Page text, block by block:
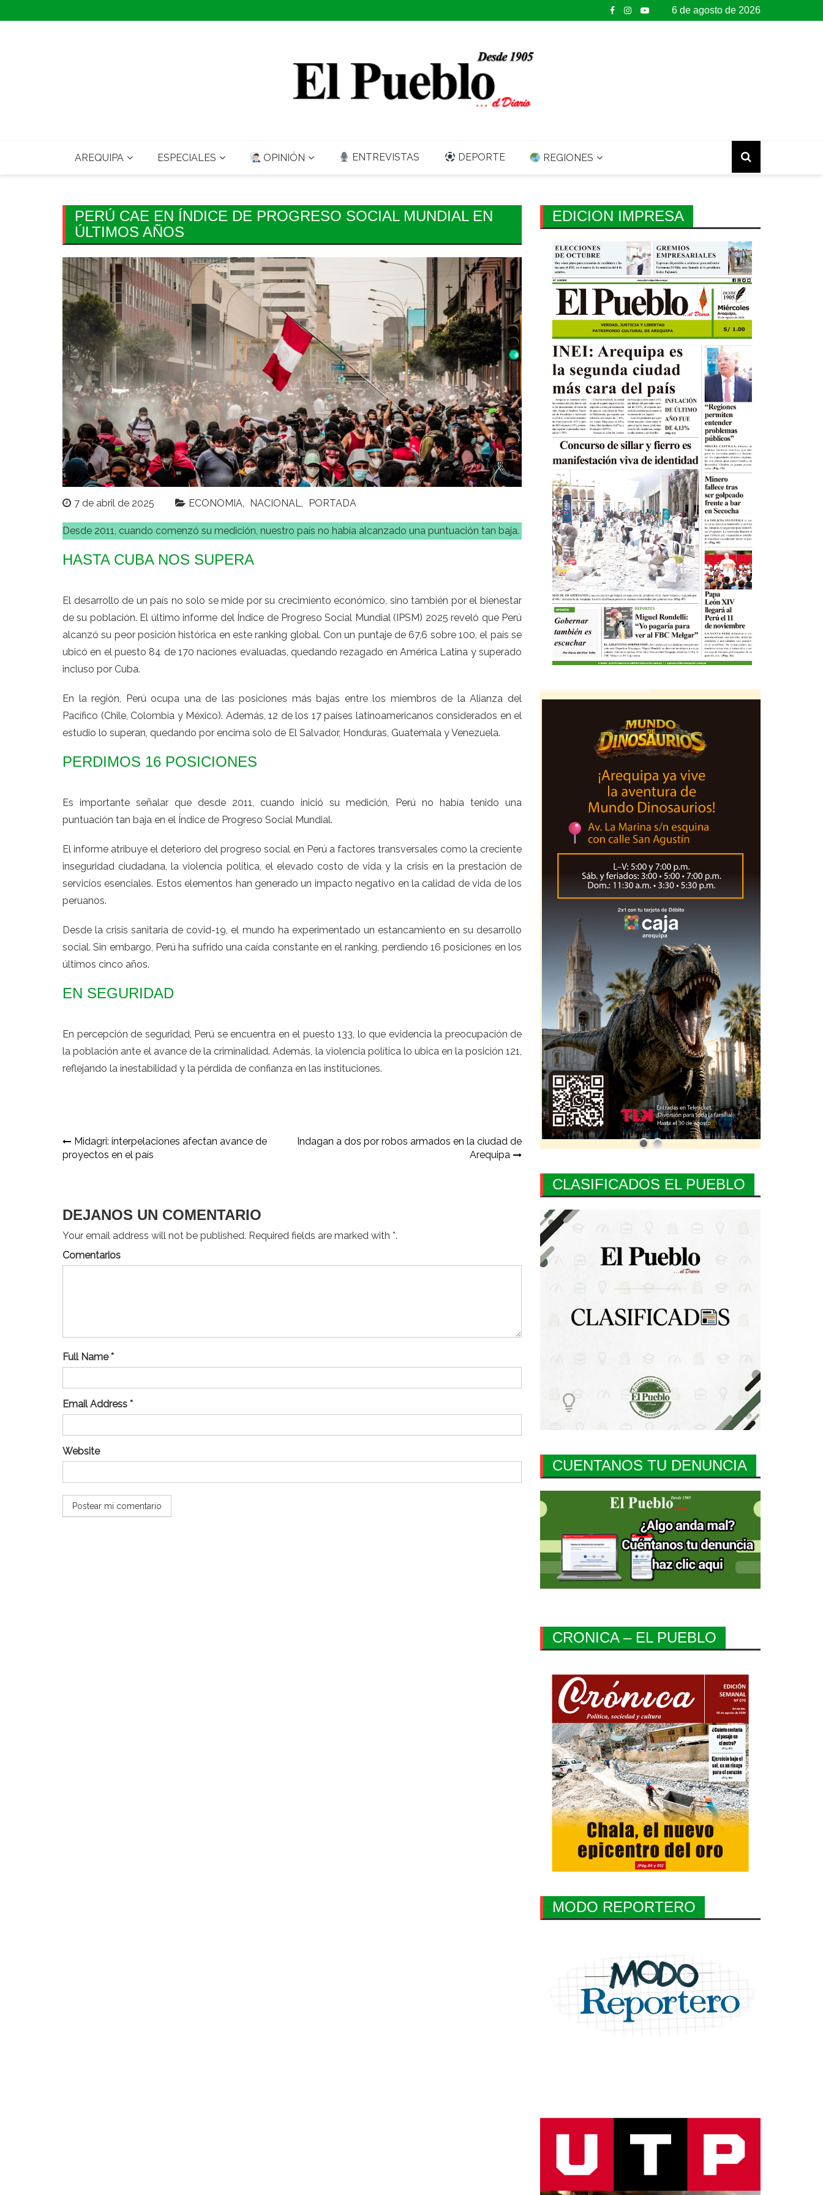
to
6 de agosto de 2026
AREQUIPA ESPECIALES OPINIÓN ENTREVISTAS DEPORTE REGIONES
PERÚ CAE EN ÍNDICE DE PROGRESO SOCIAL MUNDIAL EN
ÚLTIMOS AÑOS
7 de abril de 2025 ECONOMIA NACIONAL PORTADA
Desde 2011, cuando comenzó su medición, nuestro país no había alcanzado una puntuación tan baja.
HASTA CUBA NOS SUPERA
El desarrollo de un país no solo se mide por su crecimiento económico, sino también por el bienestar
de su población. El último informe del Índice de Progreso Social Mundial (IPSM) 2025 reveló que Perú
alcanzó su peor posición histórica en este ranking global. Con un puntaje de 67,6 sobre 100, el país se
ubicó en el puesto 84 de 170 naciones evaluadas, quedando rezagado en América Latina y superado
incluso por Cuba.
En la región, Perú ocupa una de las posiciones más bajas entre los miembros de laAlianza del
Pacífico (Chile, Colombia y México). Además, 12 de los 17 países latinoamericanos considerados en el
estudio lo superan, quedando por encima solo de El Salvador, Honduras, Guatemala y Venezuela.
PERDIMOS 16 POSICIONES
Es importante señalar que desde 2011, cuando inició su medición, Perú no había tenido una
puntuación tan baja en el Índice de Progreso Social Mundial.
El informe atribuye el deterioro del progreso social en Perú a factores transversales como la creciente
inseguridad ciudadana, la violencia política, el elevado costo de vida y la crisis en la prestación de
servicios esenciales. Estos elementos han generado un impacto negativo en la calidad de vida de los
peruanos.
Desde la crisis sanitaria decovid-19, el mundo ha experimentado un estancamiento en su desarrollo
social. Sin embargo, Perú ha sufrido una caída constante en el ranking, perdiendo 16 posiciones en los
últimos cinco años.
EN SEGURIDAD
En percepción de seguridad, Perú se encuentra en el puesto 133, lo que evidencia la preocupación de
la población ante el avance de la criminalidad. Además, la violencia política lo ubica en la posición 121,
reflejando la inestabilidad y la pérdida de confianza en las instituciones.
Navegación
de
Midagri: interpelaciones afectan avance de
proyectos en el país
Indagan a dos por robos armados en la ciudad de
Arequipa
DEJANOS UN COMENTARIO
Your email address will not be published. Required fields are marked with *.
Comentarios
Full Name *
Email Address *
Website
EDICION IMPRESA
CLASIFICADOS EL PUEBLO
CUENTANOS TU DENUNCIA
CRONICA – EL PUEBLO
MODO REPORTERO